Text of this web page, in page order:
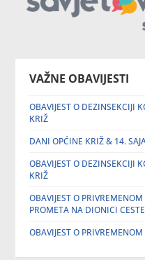
VAŽNE OBAVIJESTI
OBAVIJEST O DEZINSEKCIJI
KRIŽ
DANI OPĆINE KRIŽ & 14.
OBAVIJEST O DEZINSEKCIJI
KRIŽ
OBAVIJEST O
PROMETA NA DIONICI
OBAVIJEST O